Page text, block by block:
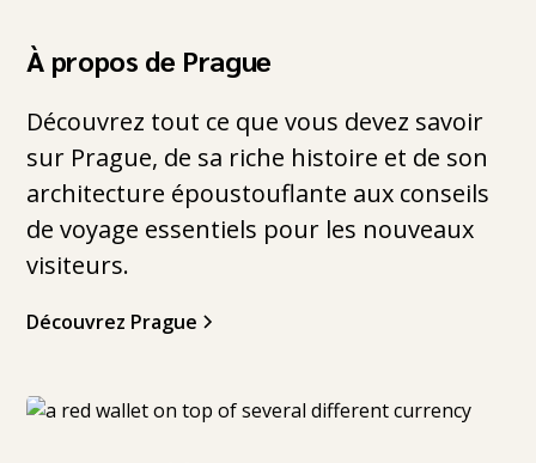
À propos de Prague
Découvrez tout ce que vous devez savoir
sur Prague, de sa riche histoire et de son
architecture époustouflante aux conseils
de voyage essentiels pour les nouveaux
visiteurs.
Découvrez Prague